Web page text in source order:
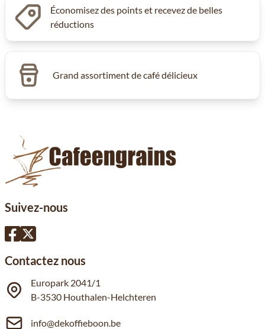
Économisez des points et recevez de belles
réductions
Grand assortiment de café délicieux
Suivez-nous
Contactez nous
Europark 2041/1
B-3530 Houthalen-Helchteren
info@dekoffieboon.be